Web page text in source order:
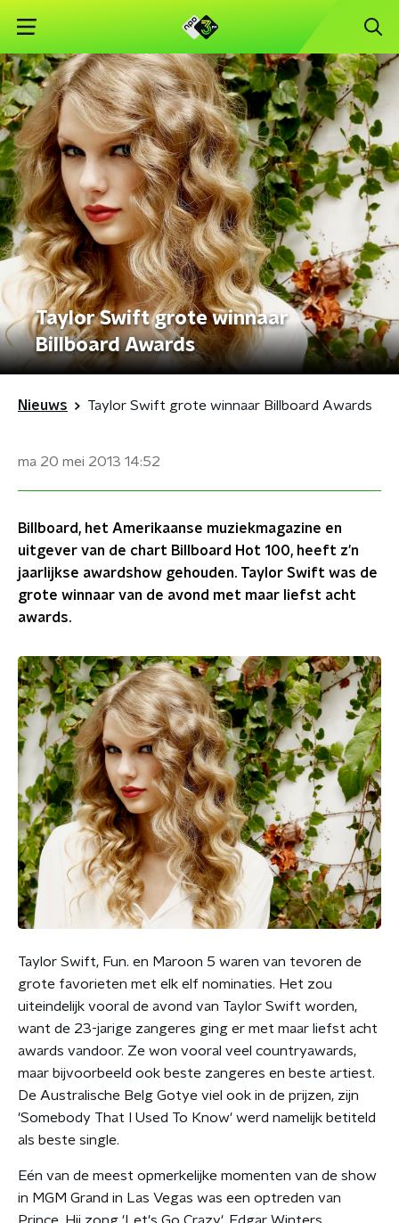
Taylor Swift grote winnaar
Billboard Awards
Nieuws Taylor Swift grote winnaar Billboard Awards
ma 20 mei 2013 14:52
Billboard, het Amerikaanse muziekmagazine en
uitgever van de chart Billboard Hot 100, heeft z'n
jaarlijkse awardshow gehouden. Taylor Swift was de
grote winnaar van de avond met maar liefst acht
awards.
Taylor Swift, Fun. en Maroon 5 waren van tevoren de
grote favorieten met elk elf nominaties. Het zou
uiteindelijk vooral de avond van Taylor Swift worden,
want de 23-jarige zangeres ging er met maar liefst acht
awards vandoor. Ze won vooral veel countryawards,
maar bijvoorbeeld ook beste zangeres en beste artiest.
De Australische Belg Gotye viel ook in de prijzen, zijn
'Somebody That I Used To Know' werd namelijk betiteld
als beste single.
Eén van de meest opmerkelijke momenten van de show
in MGM Grand in Las Vegas was een optreden van